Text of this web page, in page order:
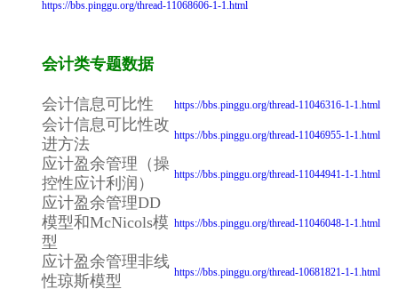
https://bbs.pinggu.org/thread-11068606-1-1.html
会计类专题数据
会计信息可比性 https://bbs.pinggu.org/thread-11046316-1-1.html
会计信息可比性改
进方法
https://bbs.pinggu.org/thread-11046955-1-1.html
应计盈余管理（操
控性应计利润）
https://bbs.pinggu.org/thread-11044941-1-1.html
应计盈余管理DD
模型和McNicols模
型
https://bbs.pinggu.org/thread-11046048-1-1.html
应计盈余管理非线
性琼斯模型
https://bbs.pinggu.org/thread-10681821-1-1.html